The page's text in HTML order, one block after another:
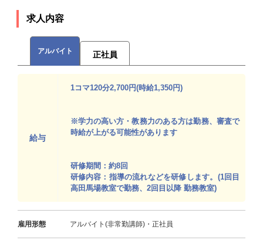
求人内容
アルバイト 正社員
給与
1コマ120分2,700円(時給1,350円)
※学力の高い方・教務力のある方は勤務、審査で
時給が上がる可能性があります
研修期間：約8回
研修内容：指導の流れなどを研修します。(1回目
高田馬場教室で勤務、2回目以降 勤務教室)
雇用形態 アルバイト(非常勤講師)・正社員